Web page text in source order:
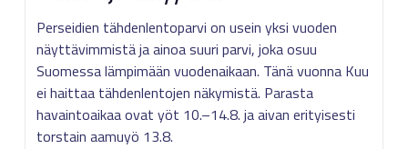
Perseidien tähdenlentoparvi on usein yksi vuoden
näyttävimmistä ja ainoa suuri parvi, joka osuu
Suomessa lämpimään vuodenaikaan. Tänä vuonna Kuu
ei haittaa tähdenlentojen näkymistä. Parasta
havaintoaikaa ovat yöt 10.–14.8. ja aivan erityisesti
torstain aamuyö 13.8.